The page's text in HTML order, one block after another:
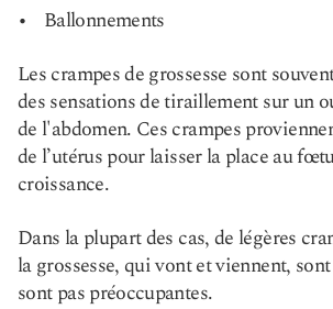
Ballonnements
Les crampes de grossesse sont
des sensations de tiraillement sur un
de l'abdomen. Ces crampes
de l’utérus pour laisser la place au
croissance.
Dans la plupart des cas, de légères
la grossesse, qui vont et viennent,
sont pas préoccupantes.